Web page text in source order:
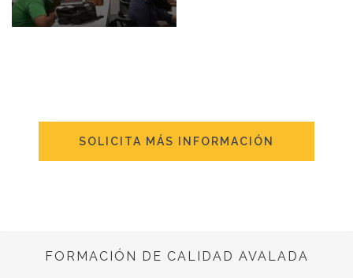
SOLICITA MÁS INFORMACIÓN
FORMACIÓN DE CALIDAD AVALADA